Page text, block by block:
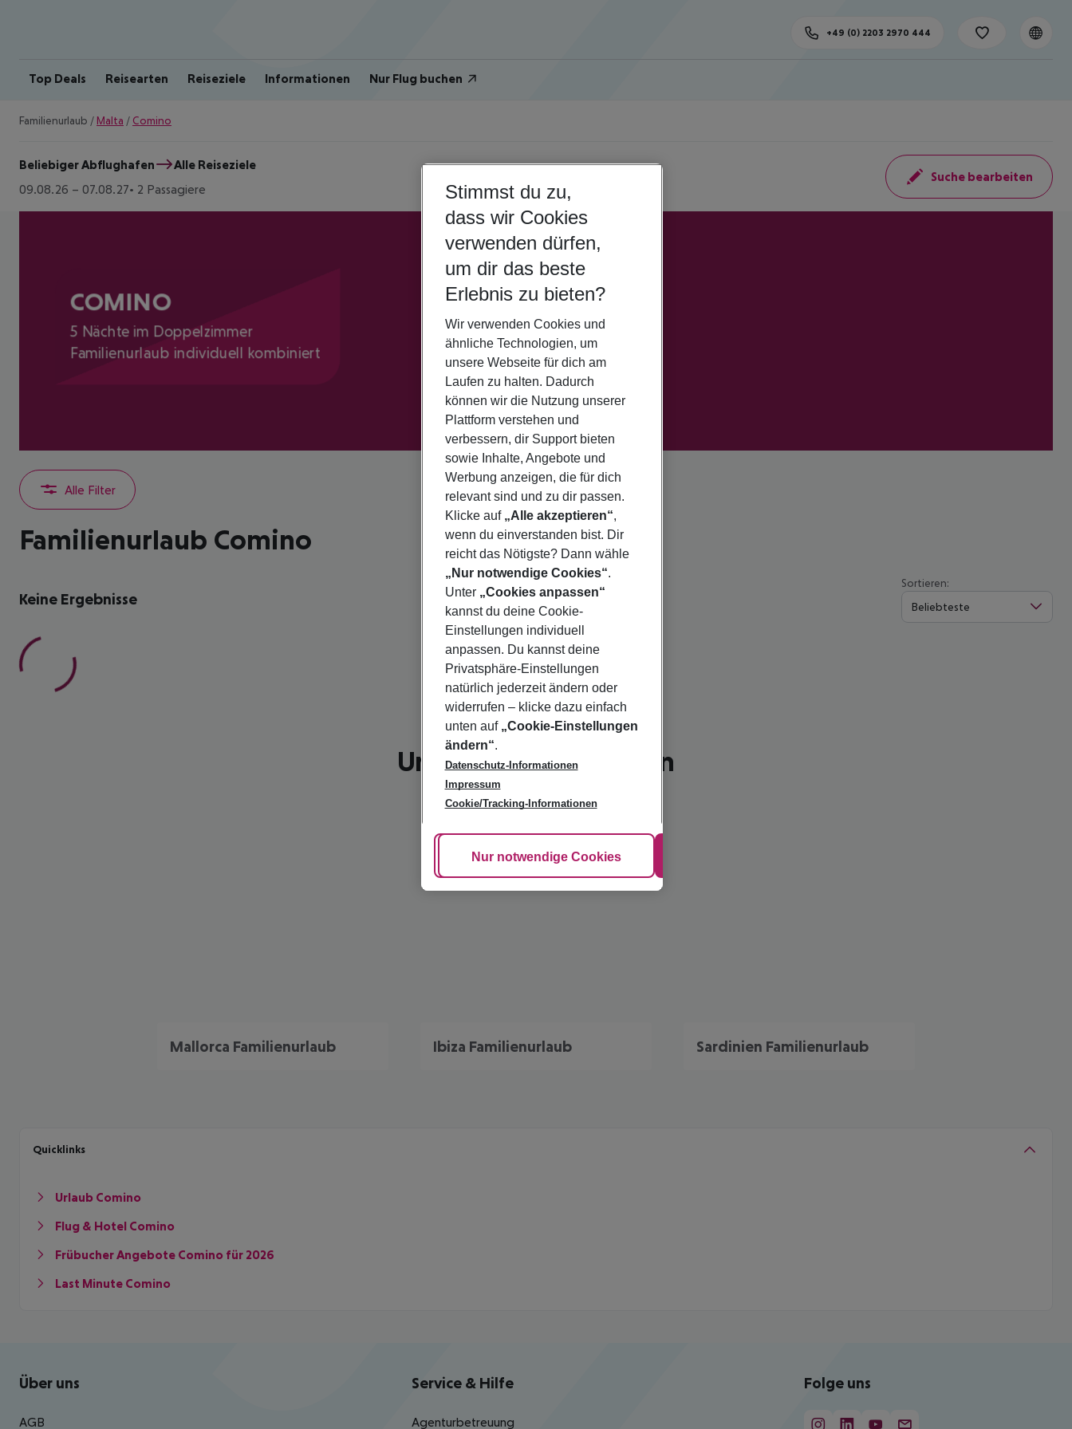
Top Deals Reisearten Reiseziele Informationen Nur Flug buchen
+49 (0) 2203 2970 444
Familienurlaub / Malta / Comino
Beliebiger Abflughafen
Alle Reiseziele
09.08.26 – 07.08.27 2 Passagiere
Suche bearbeiten
COMINO
5 Nächte im Doppelzimmer
Familienurlaub individuell kombiniert
Alle Filter
Familienurlaub Comino
Keine Ergebnisse
Sortieren:
Beliebteste
Unsere Empfehlungen
Mallorca Familienurlaub Ibiza Familienurlaub Sardinien Familienurlaub
Quicklinks
Urlaub Comino
Flug & Hotel Comino
Frübucher Angebote Comino für 2026
Last Minute Comino
Footer navigation
Über uns
AGB
Service & Hilfe
Agenturbetreuung
Folge uns
Stimmst du zu,
dass wir Cookies
verwenden dürfen,
um dir das beste
Erlebnis zu bieten?
Wir verwenden Cookies und
ähnliche Technologien, um
unsere Webseite für dich am
Laufen zu halten. Dadurch
können wir die Nutzung unserer
Plattform verstehen und
verbessern, dir Support bieten
sowie Inhalte, Angebote und
Werbung anzeigen, die für dich
relevant sind und zu dir passen.
Klicke auf „Alle akzeptieren“,
wenn du einverstanden bist. Dir
reicht das Nötigste? Dann wähle
„Nur notwendige Cookies“.
Unter „Cookies anpassen“
kannst du deine Cookie-
Einstellungen individuell
anpassen. Du kannst deine
Privatsphäre-Einstellungen
natürlich jederzeit ändern oder
widerrufen – klicke dazu einfach
unten auf „Cookie-Einstellungen
ändern“.
Datenschutz-Informationen
Impressum
Cookie/Tracking-Informationen
Cookie anpassen
Nur notwendige Cookies